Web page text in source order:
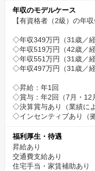
年収のモデルケース
【有資格者（2級）の年収
◇年収349万円（31歳／経
◇年収519万円（42歳／経
◇年収551万円（31歳／経
◇年収497万円（31歳／経
◇昇給：年1回
◇賞与：年2回（7月・12
◇決算賞与あり（業績によ
◇インセンティブあり（
福利厚生・待遇
昇給あり
交通費支給あり
住宅手当・家賃補助あり